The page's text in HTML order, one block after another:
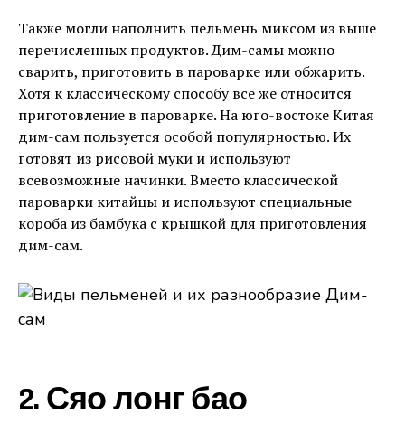
Также могли наполнить пельмень миксом из выше
перечисленных продуктов. Дим-самы можно
сварить, приготовить в пароварке или обжарить.
Хотя к классическому способу все же относится
приготовление в пароварке. На юго-востоке Китая
дим-сам пользуется особой популярностью. Их
готовят из рисовой муки и используют
всевозможные начинки. Вместо классической
пароварки китайцы и используют специальные
короба из бамбука с крышкой для приготовления
дим-сам.
2. Сяо лонг бао